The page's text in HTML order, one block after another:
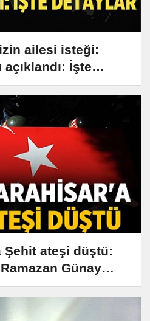
ailesi isteği:
İşte
ateşi düştü:
Günay